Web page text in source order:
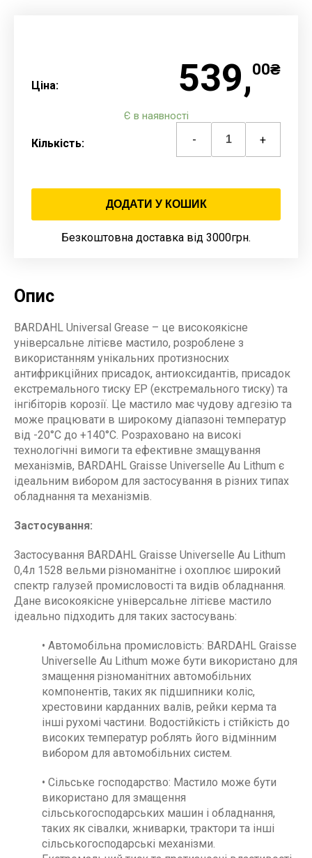
Ціна: 539,00₴
Є в наявності
Кількість: - +
ДОДАТИ У КОШИК
Безкоштовна доставка від 3000грн.
Опис
BARDAHL Universal Grease – це високоякісне
універсальне літієве мастило, розроблене з
використанням унікальних протизносних
антифрикційних присадок, антиоксидантів, присадок
екстремального тиску EP (екстремального тиску) та
інгібіторів корозії. Це мастило має чудову адгезію та
може працювати в широкому діапазоні температур
від -20°C до +140°C. Розраховано на високі
технологічні вимоги та ефективне змащування
механізмів, BARDAHL Graisse Universelle Au Lithum є
ідеальним вибором для застосування в різних типах
обладнання та механізмів.
Застосування:
Застосування BARDAHL Graisse Universelle Au Lithum
0,4л 1528 вельми різноманітне і охоплює широкий
спектр галузей промисловості та видів обладнання.
Дане високоякісне універсальне літієве мастило
ідеально підходить для таких застосувань:
• Автомобільна промисловість: BARDAHL Graisse
Universelle Au Lithum може бути використано для
змащення різноманітних автомобільних
компонентів, таких як підшипники коліс,
хрестовини карданних валів, рейки керма та
інші рухомі частини. Водостійкість і стійкість до
високих температур роблять його відмінним
вибором для автомобільних систем.
• Сільське господарство: Мастило може бути
використано для змащення
сільськогосподарських машин і обладнання,
таких як сівалки, жниварки, трактори та інші
сільськогосподарські механізми.